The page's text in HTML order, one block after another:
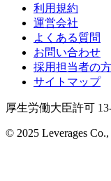
利用規約
運営会社
よくある質問
お問い合わせ
採用担当者の
サイトマップ
厚生労働大臣許可
© 2025 Leverages